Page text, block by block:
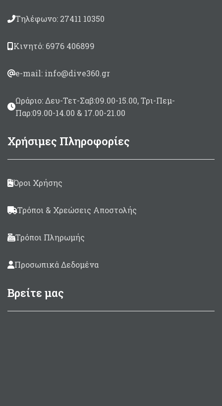
Τηλέφωνο: 27411 10350
Κινητό: 6976 406899
e-mail: info@dive360.gr
Ωράριο: Δευ-Τετ-Σαβ:09.00-15.00, Τρι-Πεμ-
Παρ:09.00-14.00 & 17.00-21.00
Χρήσιμες Πληροφορίες
Όροι Χρήσης
Τρόποι & Χρεώσεις Αποστολής
Τρόποι Πληρωμής
Προσωπικά Δεδομένα
Βρείτε μας